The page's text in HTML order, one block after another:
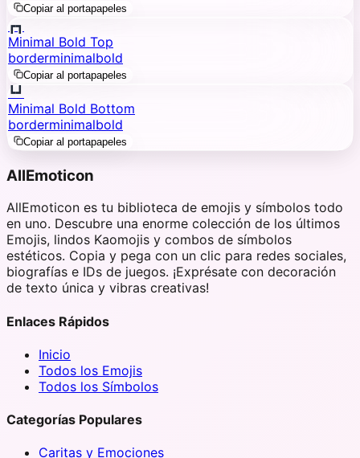
Copiar al portapapeles
┏┓
Minimal Bold Top
borderminimalbold
Copiar al portapapeles
┗┛
Minimal Bold Bottom
borderminimalbold
Copiar al portapapeles
AllEmoticon
AllEmoticon es tu biblioteca de emojis y símbolos todo
en uno. Descubre una enorme colección de los últimos
Emojis, lindos Kaomojis y combos de símbolos
estéticos. Copia y pega con un clic para redes sociales,
biografías e IDs de juegos. ¡Exprésate con decoración
de texto única y vibras creativas!
Enlaces Rápidos
Inicio
Todos los Emojis
Todos los Símbolos
Categorías Populares
Caritas y Emociones